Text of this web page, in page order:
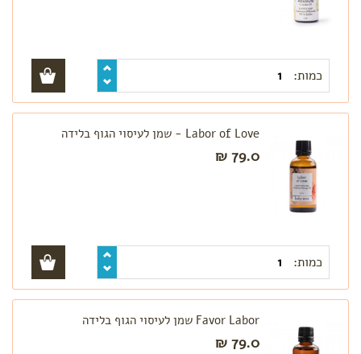
בחילות
וצרבות
אנרגיה
ושיפור
מצב
רוח
מתיחה
ורידים
בולטים
ורגליים
נפוחות
לידה
עיסוי
פרינאום
כמות:
Labor of Love - שמן לעיסוי הגוף בלידה
79.0 ₪
כמות:
Favor Labor שמן לעיסוי הגוף בלידה
79.0 ₪